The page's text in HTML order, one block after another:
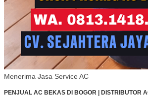
Menerima Jasa Service AC
PENJUAL AC BEKAS DI BOGOR | DISTRIBUTOR